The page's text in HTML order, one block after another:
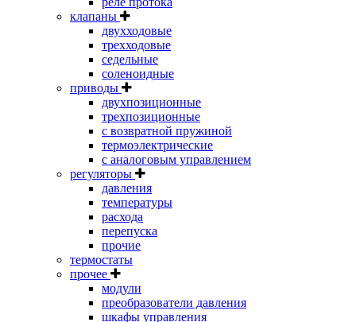
клапаны
двухходовые
трехходовые
седельные
соленоидные
приводы
двухпозиционные
трехпозиционные
с возвратной пружиной
термоэлектрические
с аналоговым управлением
регуляторы
давления
температуры
расхода
перепуска
прочие
термостаты
прочее
модули
преобразователи давления
шкафы управления